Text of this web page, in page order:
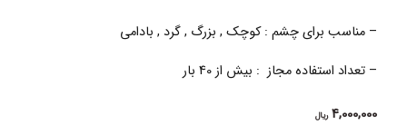
– مناسب برای چشم :کوچک , بزرگ , گرد , بادامی
– تعداد استفاده مجاز : بیش از 40 بار
4,000,000 ریال